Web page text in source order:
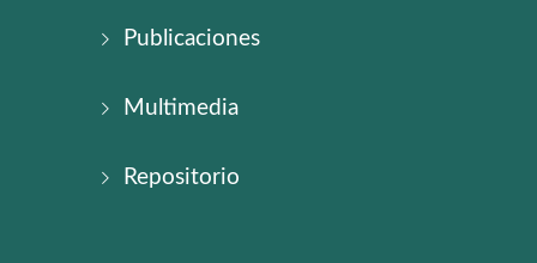
Publicaciones
Multimedia
Repositorio